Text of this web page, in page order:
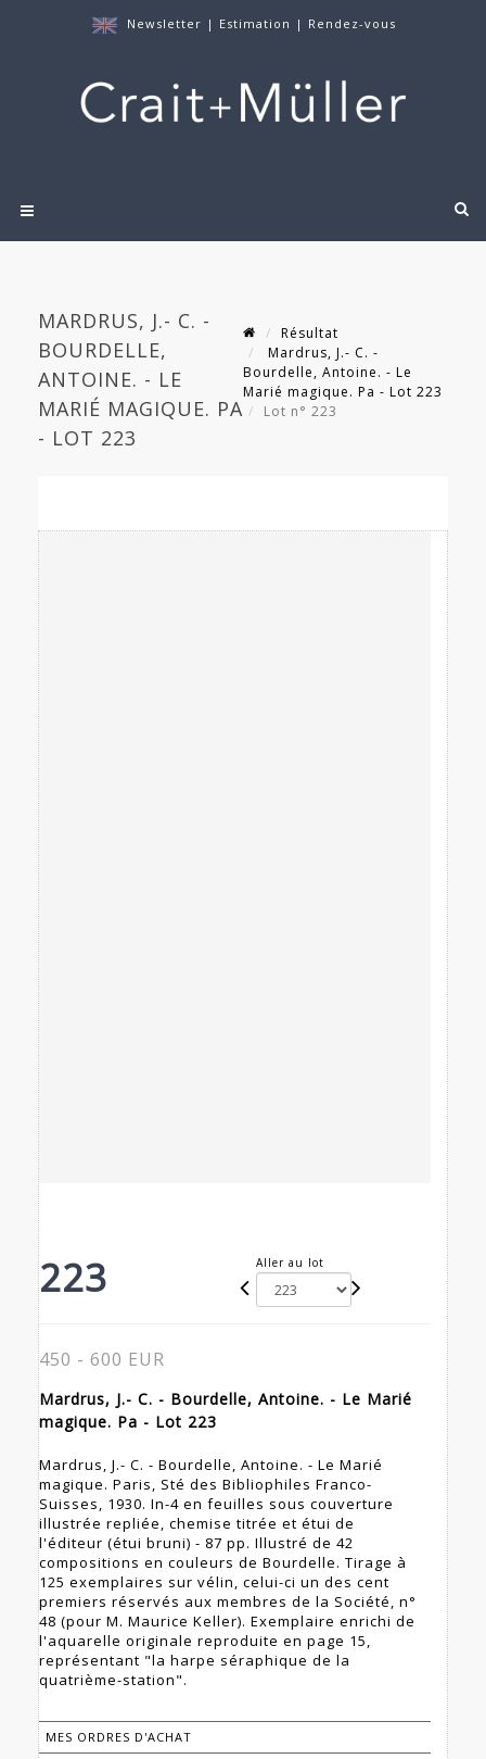
Newsletter | Estimation | Rendez-vous
MARDRUS, J.- C. -
BOURDELLE,
ANTOINE. - LE
MARIÉ MAGIQUE. PA
- LOT 223
Résultat
Mardrus, J.- C. -
Bourdelle, Antoine. - Le
Marié magique. Pa - Lot 223
Lot n° 223
223 Aller au lot
450 - 600 EUR
Mardrus, J.- C. - Bourdelle, Antoine. - Le Marié
magique. Pa - Lot 223
Mardrus, J.- C. - Bourdelle, Antoine. - Le Marié
magique. Paris, Sté des Bibliophiles Franco-
Suisses, 1930. In-4 en feuilles sous couverture
illustrée repliée, chemise titrée et étui de
l'éditeur (étui bruni) - 87 pp. Illustré de 42
compositions en couleurs de Bourdelle. Tirage à
125 exemplaires sur vélin, celui-ci un des cent
premiers réservés aux membres de la Société, n°
48 (pour M. Maurice Keller). Exemplaire enrichi de
l'aquarelle originale reproduite en page 15,
représentant "la harpe séraphique de la
quatrième-station".
MES ORDRES D'ACHAT